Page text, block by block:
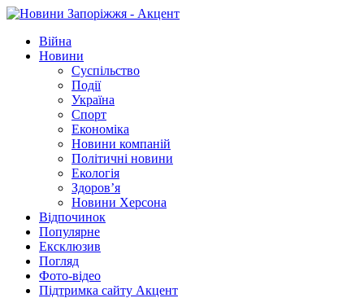
Війна
Новини
Суспільство
Події
Україна
Спорт
Економіка
Новини компаній
Політичні новини
Екологія
Здоров’я
Новини Херсона
Відпочинок
Популярне
Ексклюзив
Погляд
Фото-відео
Підтримка сайту Акцент